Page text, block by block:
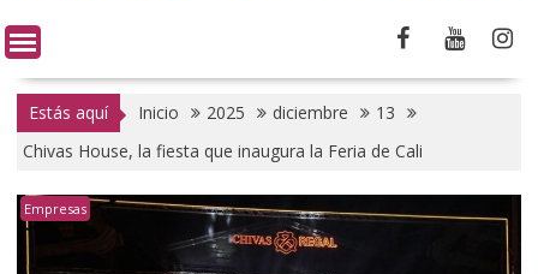
Estás aquí Inicio 2025 diciembre
13
Chivas House, la fiesta que inaugura la Feria de Cali
Empresas